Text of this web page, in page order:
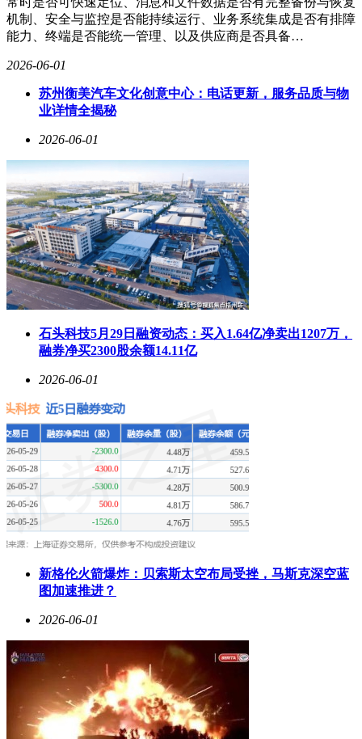
能体感知世界、协同运行的“数字骨架”，支撑其全场景、全天
候落地。
主化、高速化和多任务运行将使Token消耗量呈指数级增长。
数据显示，从对话式AI的1万Token、推理式AI的10万Token，
到智能体AI的100万Token，两代升级即实现百倍增长；2026
40倍。Token的大规模消耗将定义AI的技术架构与经济模型，
而分布式AI通过端边云协同可节省最高60%的Token消耗，成
本降低75%，终结了“云端与边缘二选一”的争论。
演讲尾声，高通发布数据中心业务新品牌DragonFly，标志着
其完成从毫瓦级耳机到千瓦级数据中心的全功耗段算力布局。
安蒙表示，高通在移动领域积累的能效优势和全场景整合能力
将延伸至数据中心，目前已与全球超大规模云厂商开展实际部
署，详细路线图将于6月24日投资者日公布。这一举措使高通
从移动芯片提供商升级为全域智能算力服务商，多元化战略进
入新阶段。资本市场对这一转型迅速作出反应，摩根大通等多
家投行近期密集上调高通目标价，认为全球近60亿部智能手机
和超20亿台PC的升级需求将为其带来前所未有的市场机遇。
机制、安全与监控是否能持续运行、业务系统集成是否有排障
能力、终端是否能统一管理、以及供应商是否具备…
2026-06-01
苏州衡美汽车文化创意中心：电话更新，服务品质与物
业详情全揭秘
2026-06-01
石头科技5月29日融资动态：买入1.64亿净卖出1207万，
融券净买2300股余额14.11亿
2026-06-01
新格伦火箭爆炸：贝索斯太空布局受挫，马斯克深空蓝
图加速推进？
2026-06-01